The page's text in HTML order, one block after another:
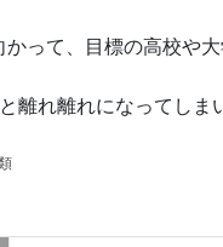
って、目標の高校や
離れ離れになってしま